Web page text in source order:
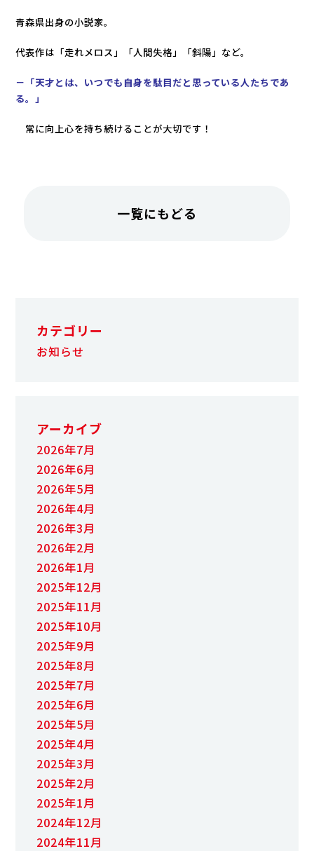
青森県出身の小説家。
代表作は「走れメロス」「人間失格」「斜陽」など。
－「天才とは、いつでも自身を駄目だと思っている人たちであ
る。」
常に向上心を持ち続けることが大切です！
一覧にもどる
カテゴリー
お知らせ
アーカイブ
2026年7月
2026年6月
2026年5月
2026年4月
2026年3月
2026年2月
2026年1月
2025年12月
2025年11月
2025年10月
2025年9月
2025年8月
2025年7月
2025年6月
2025年5月
2025年4月
2025年3月
2025年2月
2025年1月
2024年12月
2024年11月